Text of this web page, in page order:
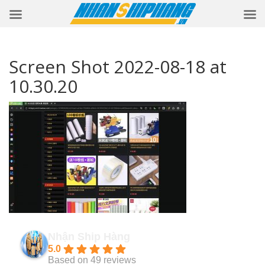
Screen Shot 2022-08-18 at
10.30.20
5.0
Based on 49 reviews